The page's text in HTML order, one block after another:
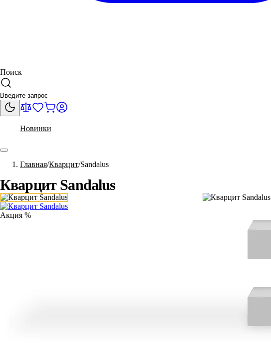
Поиск
Новинки
Главная Кварцит Sandalus
Кварцит Sandalus
Акция %